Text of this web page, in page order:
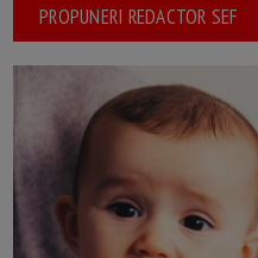
PROPUNERI REDACTOR SEF